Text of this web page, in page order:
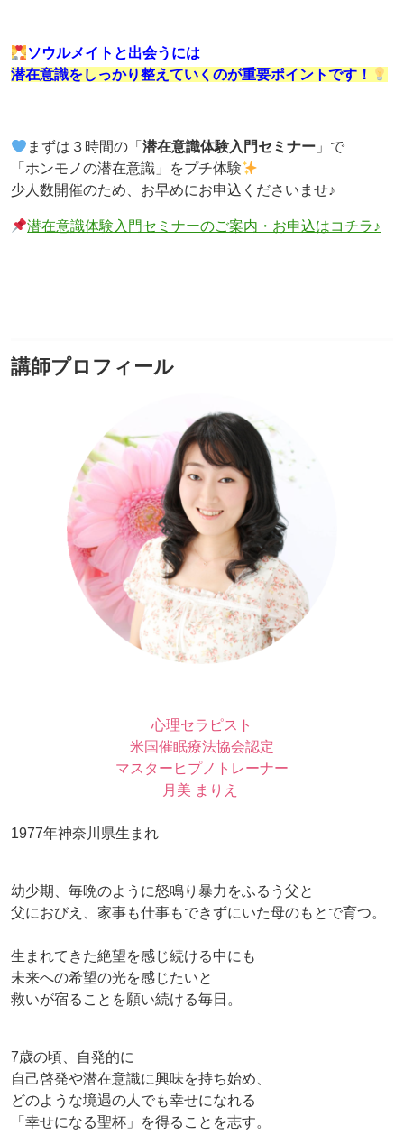
ソウルメイトと出会うには
潜在意識をしっかり整えていくのが重要ポイントです！
まずは３時間の「潜在意識体験入門セミナー 」で
「ホンモノの潜在意識」をプチ体験
少人数開催のため、お早めにお申込くださいませ♪
潜在意識体験入門セミナーのご案内・お申込はコチラ♪
講師プロフィール
心理セラピスト
米国催眠療法協会認定
マスターヒプノトレーナー
月美 まりえ
1977年神奈川県生まれ
幼少期、毎晩のように怒鳴り暴力をふるう父と
父におびえ、家事も仕事もできずにいた母のもとで育つ。
生まれてきた絶望を感じ続ける中にも
未来への希望の光を感じたいと
救いが宿ることを願い続ける毎日。
7歳の頃、自発的に
自己啓発や潜在意識に興味を持ち始め、
どのような境遇の人でも幸せになれる
「幸せになる聖杯」を得ることを志す。